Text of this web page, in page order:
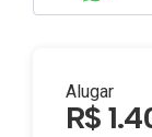
Alugar
R$